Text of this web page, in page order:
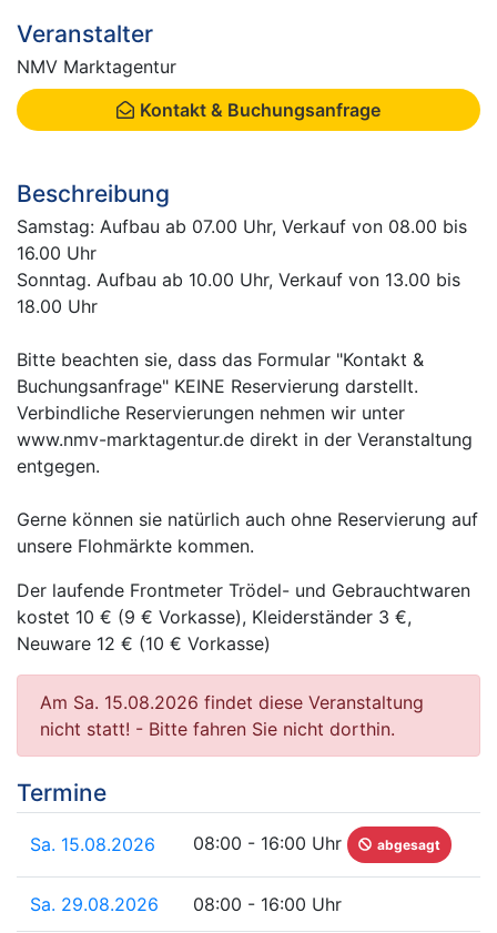
Veranstalter
NMV Marktagentur
Kontakt & Buchungsanfrage
Beschreibung
Samstag: Aufbau ab 07.00 Uhr, Verkauf von 08.00 bis
16.00 Uhr
Sonntag. Aufbau ab 10.00 Uhr, Verkauf von 13.00 bis
18.00 Uhr
Bitte beachten sie, dass das Formular "Kontakt &
Buchungsanfrage" KEINE Reservierung darstellt.
Verbindliche Reservierungen nehmen wir unter
www.nmv-marktagentur.de direkt in der Veranstaltung
entgegen.
Gerne können sie natürlich auch ohne Reservierung auf
unsere Flohmärkte kommen.
Der laufende Frontmeter Trödel- und Gebrauchtwaren
kostet 10 € (9 € Vorkasse), Kleiderständer 3 €,
Neuware 12 € (10 € Vorkasse)
Am Sa. 15.08.2026 findet diese Veranstaltung
nicht statt! - Bitte fahren Sie nicht dorthin.
Termine
Sa. 15.08.2026 08:00 - 16:00 Uhr abgesagt
Sa. 29.08.2026 08:00 - 16:00 Uhr